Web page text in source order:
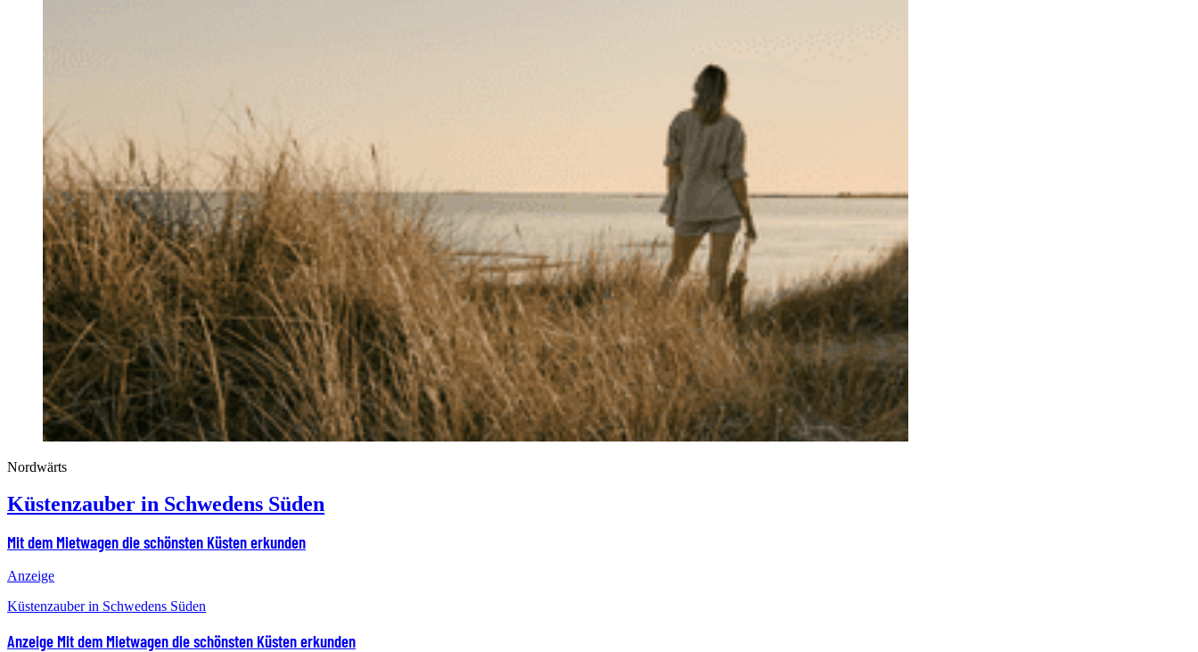
Nordwärts
Küstenzauber in Schwedens Süden
Mit dem Mietwagen die schönsten Küsten erkunden
Anzeige
Küstenzauber in Schwedens Süden
Anzeige Mit dem Mietwagen die schönsten Küsten erkunden